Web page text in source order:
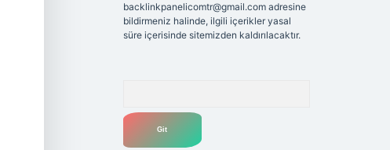
backlinkpanelicomtr@gmail.comadresine
bildirmeniz halinde, ilgili içerikler yasal
süre içerisinde sitemizden kaldırılacaktır.